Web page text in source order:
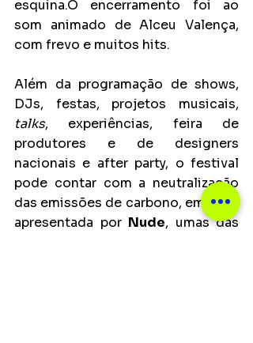
esquina.O encerramento foi ao
som animado de Alceu Valença,
com frevo e muitos hits.
Além da programação de shows,
talks, experiências, feira de
produtores e de designers
nacionais e after party, o festival
pode contar com a neutralização
das emissões de carbono, em ação
apresentada por Nude, umas das